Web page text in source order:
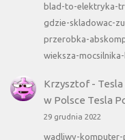
blad-to-elektryka-
gdzie-skladowac-
przerobka-
wieksza-
Krzysztof-
w Polsce Tesla
29 grudnia 2022
wadliwy-